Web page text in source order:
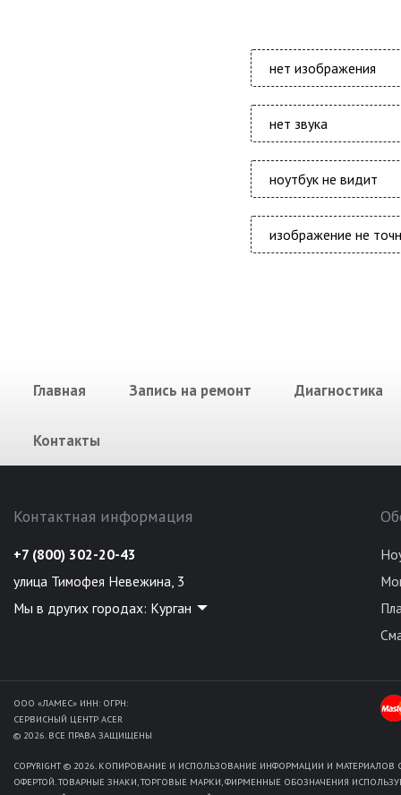
нет изображения
нет звука
ноутбук не видит
изображение не
Главная Запись на ремонт Диагностика
Контакты
Контактная информация
+7 (800) 302-20-43
улица Тимофея Невежина, 3
Мы в других городах: Курган
ООО «ЛАМЕС» ИНН: ОГРН:
СЕРВИСНЫЙ ЦЕНТР ACER
© 2026. ВСЕ ПРАВА ЗАЩИЩЕНЫ
COPYRIGHT © 2026. КОПИРОВАНИЕ И ИСПОЛЬЗОВАНИЕ ИНФОРМАЦИИ И
ОФЕРТОЙ. ТОВАРНЫЕ ЗНАКИ, ТОРГОВЫЕ МАРКИ, ФИРМЕННЫЕ ОБОЗНАЧЕНИЯ